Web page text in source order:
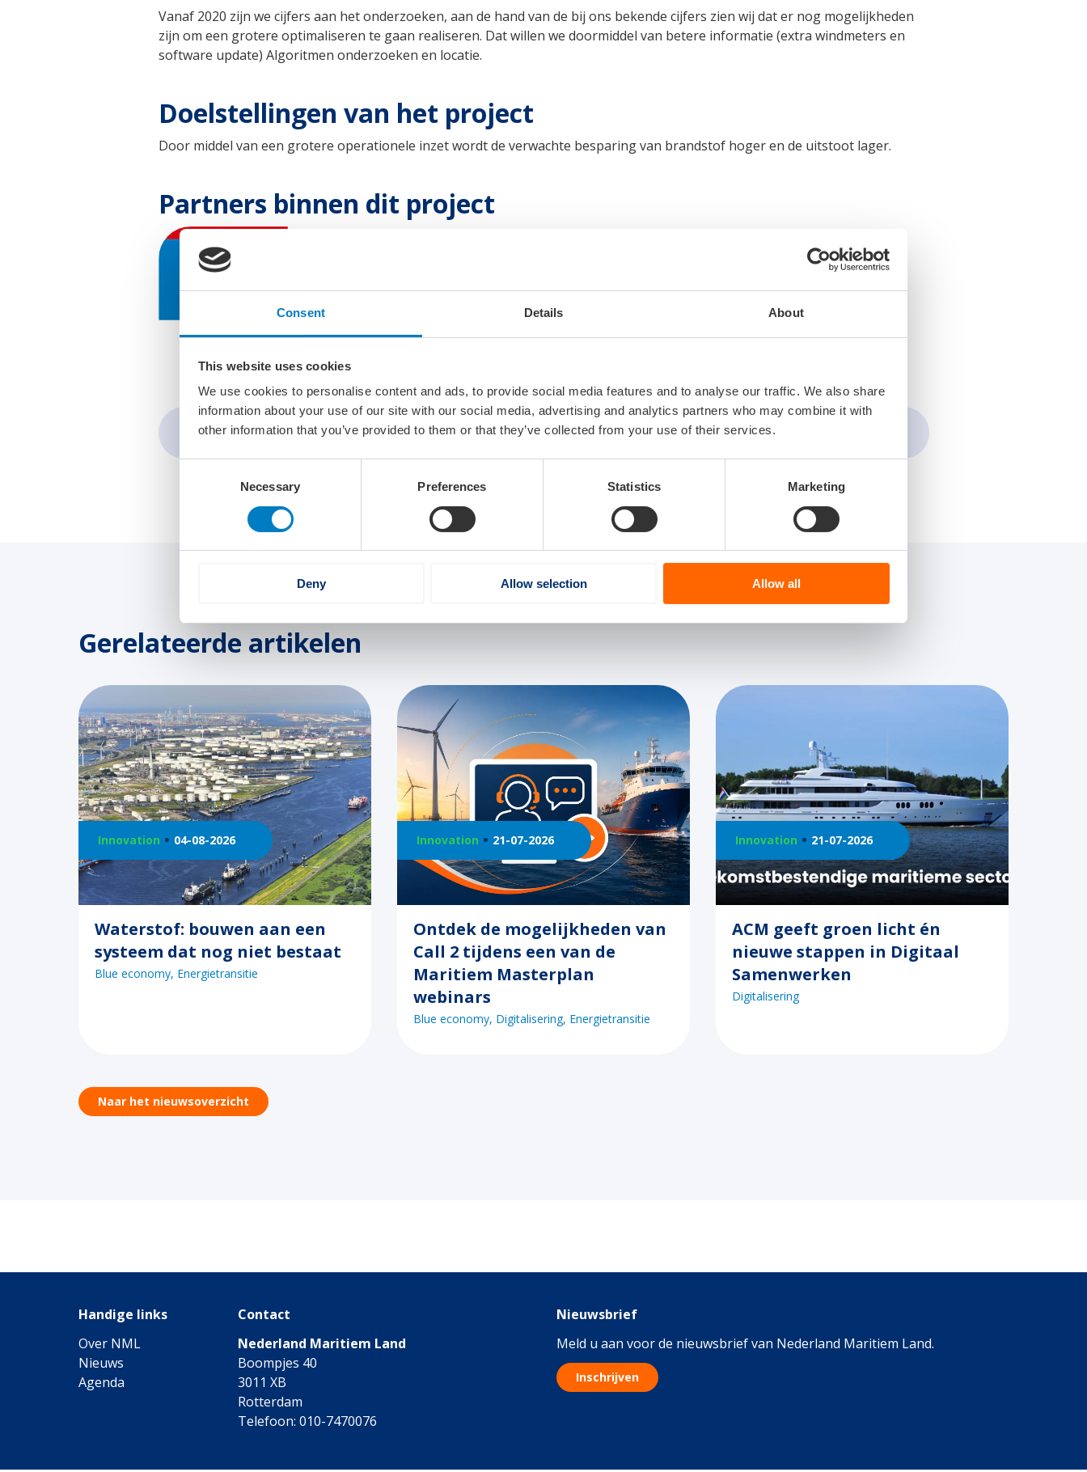
Consent Details About
This website uses cookies
We use cookies to personalise content and ads, to provide social media features and to analyse our traffic. We also share
information about your use of our site with our social media, advertising and analytics partners who may combine it with
other information that you’ve provided to them or that they’ve collected from your use of their services.
Necessary Preferences Statistics Marketing
Deny Allow selection Allow all
Vanaf 2020 zijn we cijfers aan het onderzoeken, aan de hand van de bij ons bekende cijfers zien wij dat er nog mogelijkheden
zijn om een grotere optimaliseren te gaan realiseren. Dat willen we doormiddel van betere informatie (extra windmeters en
software update) Algoritmen onderzoeken en locatie.
Doelstellingen van het project
Door middel van een grotere operationele inzet wordt de verwachte besparing van brandstof hoger en de uitstoot lager.
Partners binnen dit project
Delen via:
Gerelateerde artikelen
Innovation 04-08-2026
Waterstof: bouwen aan een
systeem dat nog niet bestaat
Blue economy Energietransitie
Innovation 21-07-2026
Ontdek de mogelijkheden van
Call 2 tijdens een van de
Maritiem Masterplan
webinars
Blue economy Digitalisering Energietransitie
Innovation 21-07-2026
ACM geeft groen licht én
nieuwe stappen in Digitaal
Samenwerken
Digitalisering
Naar het nieuwsoverzicht
Handige links
Over NML
Nieuws
Agenda
Contact
Nederland Maritiem Land
Boompjes 40
3011 XB
Rotterdam
Telefoon: 010-7470076
Nieuwsbrief
Meld u aan voor de nieuwsbrief van Nederland Maritiem Land.
Inschrijven